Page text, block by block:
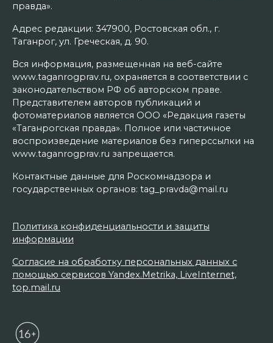
правда».
Адрес редакции: 347900, Ростовская обл., г.
Таганрог, ул. Греческая, д. 90.
Вся информация, размещенная на веб-сайте
www.taganrogprav.ru, охраняется в соответствии с
законодательством РФ об авторском праве.
Представителем авторов публикаций и
фотоматериалов является ООО «Редакция газеты
«Таганрогская правда». Полное или частичное
воспроизведение материалов без гиперссылки на
www.taganrogprav.ru запрещается.
Контактные данные для Роскомнадзора и
государственных органов: tag_pravda@mail.ru
Политика конфиденциальности и защиты
информации
Согласие на обработку персональных данных с
помощью сервисов Yandex.Metrika, LiveInternet,
top.mail.ru